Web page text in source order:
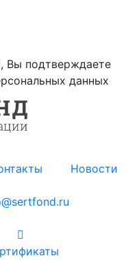
Вы подтверждаете
данных
Новости